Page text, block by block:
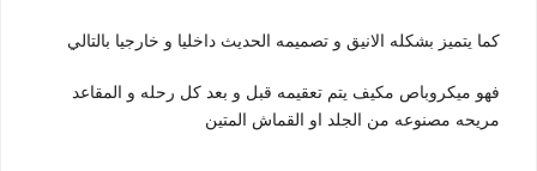
كما يتميز بشكله الانيق و تصميمه الحديث داخليا و خارجيا بالتالي
فهو ميكروباص مكيف يتم تعقيمه قبل و بعد كل رحله و المقاعد
مريحه مصنوعه من الجلد او القماش المتين